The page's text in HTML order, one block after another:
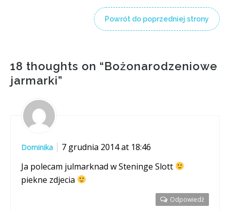
Powrót do poprzedniej strony
18 thoughts on “Bożonarodzeniowe
jarmarki”
Dominika
7 grudnia 2014 at 18:46
Ja polecam julmarknad w Steninge Slott
piekne zdjecia
Odpowiedź